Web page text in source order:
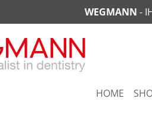
springenWEGMANN -
HOME